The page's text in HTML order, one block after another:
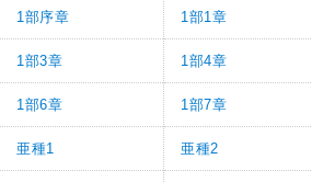
1部序章 1部1章
1部3章 1部4章
1部6章 1部7章
亜種1 亜種2